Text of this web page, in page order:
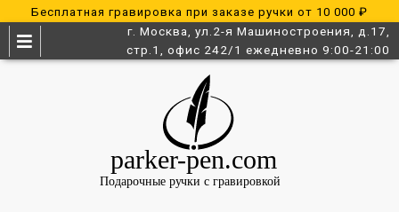
Бесплатная гравировка при заказе ручки от 10 000 ₽
г. Москва, ул.2-я Машиностроения, д.17,
стр.1, офис 242/1 ежедневно 9:00-21:00